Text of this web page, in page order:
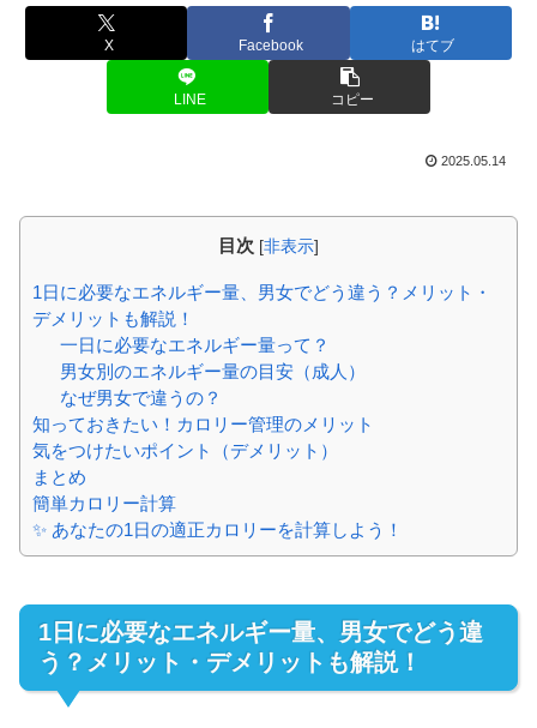
X Facebook はてブ
LINE コピー
2025.05.14
目次 [非表示]
1日に必要なエネルギー量、男女でどう違う？メリット・
デメリットも解説！
一日に必要なエネルギー量って？
男女別のエネルギー量の目安（成人）
なぜ男女で違うの？
知っておきたい！カロリー管理のメリット
気をつけたいポイント（デメリット）
まとめ
簡単カロリー計算
✨ あなたの1日の適正カロリーを計算しよう！
1日に必要なエネルギー量、男女でどう違
う？メリット・デメリットも解説！